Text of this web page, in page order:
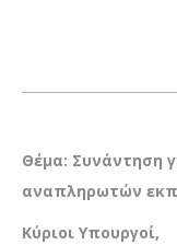
Θέμα: Συνάντηση
αναπληρωτών
Κύριοι Υπουργοί,